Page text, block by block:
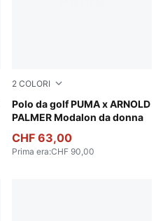
2 COLORI
Polo da golf PUMA x ARNOLD
PALMER Modalon da donna
Alpine Snow
CHF 63,00
Prima era:CHF 90,00